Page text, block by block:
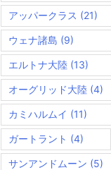
アッパークラス (21)
ウェナ諸島 (9)
エルトナ大陸 (13)
オーグリッド大陸 (4)
カミハルムイ (11)
ガートラント (4)
サンアンドムーン (5)